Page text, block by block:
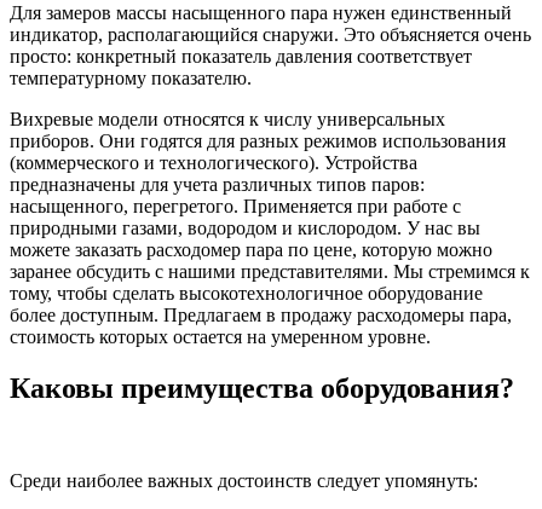
Для замеров массы насыщенного пара нужен единственный
индикатор, располагающийся снаружи. Это объясняется очень
просто: конкретный показатель давления соответствует
температурному показателю.
Вихревые модели относятся к числу универсальных
приборов. Они годятся для разных режимов использования
(коммерческого и технологического). Устройства
предназначены для учета различных типов паров:
насыщенного, перегретого. Применяется при работе с
природными газами, водородом и кислородом. У нас вы
можете заказать расходомер пара по цене, которую можно
заранее обсудить с нашими представителями. Мы стремимся к
тому, чтобы сделать высокотехнологичное оборудование
более доступным. Предлагаем в продажу расходомеры пара,
стоимость которых остается на умеренном уровне.
Каковы преимущества оборудования?
Среди наиболее важных достоинств следует упомянуть: